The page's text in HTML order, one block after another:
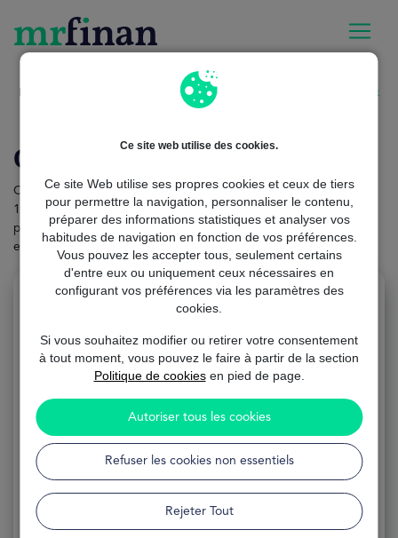
Ce site web utilise des cookies.
Ce site Web utilise ses propres cookies et ceux de tiers
pour permettre la navigation, personnaliser le contenu,
préparer des informations statistiques et analyser vos
habitudes de navigation en fonction de vos préférences.
Vous pouvez les accepter tous, seulement certains
d'entre eux ou uniquement ceux nécessaires en
configurant vos préférences via les paramètres des
cookies.
Si vous souhaitez modifier ou retirer votre consentement
à tout moment, vous pouvez le faire à partir de la section
Politique de cookiesen pied de page.
Autoriser tous les cookies
Refuser les cookies non essentiels
Rejeter Tout
offres-de-financement Compte bancaire BforBank
Compte bancaire BforBank
Chez BforBank, l'ouverture d'un compte est rapide, facile et
100% en ligne. Avec le compte bancaire que vous ouvrez, vous
pouvez choisir votre carte bancaire en ligne gratuite (Visa Classic
et Visa Premier).
Compte bancaire BforBank
FRAIS 0€
FORMULAIRE Gratuit et sans engagement
RECOMMENDATIONS Personnalisé